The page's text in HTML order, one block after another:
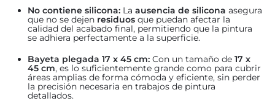
No contiene silicona: La ausencia de silicona asegura
que no se dejen residuos que puedan afectar la
calidad del acabado final, permitiendo que la pintura
se adhiera perfectamente a la superficie.
Bayeta plegada 17 x 45 cm: Con un tamaño de 17 x
45 cm, es lo suficientemente grande como para cubrir
áreas amplias de forma cómoda y eficiente, sin perder
la precisión necesaria en trabajos de pintura
detallados.